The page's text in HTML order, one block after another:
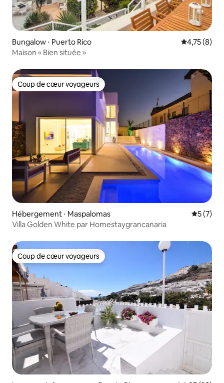
Bungalow ⋅ Puerto Rico Évaluation
4,75 (8)
Maison « Bien située »
Coup de cœur voyageurs
Coup de cœur voyageurs
Hébergement ⋅ Maspalomas
5 (7)
Villa Golden White par Homestaygrancanaria
Coup de cœur voyageurs
Coup de cœur voyageurs